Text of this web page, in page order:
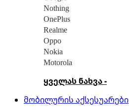
Nothing
OnePlus
Realme
Oppo
Nokia
Motorola
ყველას ნახვა -
მობილურის აქსესუარები